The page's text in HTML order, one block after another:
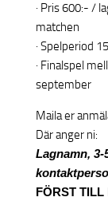
· Pris 600:- /
matchen
· Spelperiod
· Finalspel
september
Maila er
Där anger ni:
Lagnamn,
FÖRST